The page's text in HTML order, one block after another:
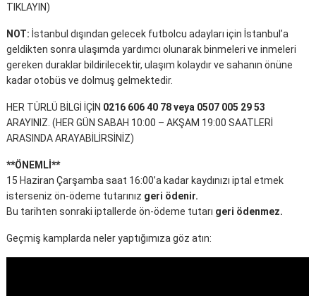
TIKLAYIN)
NOT: İstanbul dışından gelecek futbolcu adayları için İstanbul’a
geldikten sonra ulaşımda yardımcı olunarak binmeleri ve inmeleri
gereken duraklar bildirilecektir, ulaşım kolaydır ve sahanın önüne
kadar otobüs ve dolmuş gelmektedir.
HER TÜRLÜ BİLGİ İÇİN 0216 606 40 78 veya 0507 005 29 53
ARAYINIZ. (HER GÜN SABAH 10:00 – AKŞAM 19:00 SAATLERİ
ARASINDA ARAYABİLİRSİNİZ)
**ÖNEMLİ**
15 Haziran Çarşamba saat 16:00’a kadar kaydınızı iptal etmek
isterseniz ön-ödeme tutarınız geri ödenir.
Bu tarihten sonraki iptallerde ön-ödeme tutarı geri ödenmez.
Geçmiş kamplarda neler yaptığımıza göz atın: